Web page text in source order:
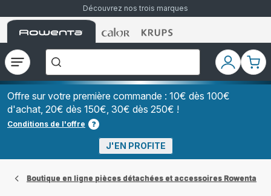
Découvrez nos trois marques
Accueil
Rowenta
Accueil
Rowenta
Accueil
Rowenta
Ouvrir
le
menu
recherchez-
vous
?","Aspirateurs
à
Grains","Centrales
Vapeurs","Sèche
Cheveux"]
Mon
compte
Mon
Offre sur votre première commande : 10€ dès 100€
d'achat, 20€ dès 150€, 30€ dès 250€ !
Conditions de l'offre
J'EN PROFITE
Boutique en ligne pièces détachées et accessoires Rowenta